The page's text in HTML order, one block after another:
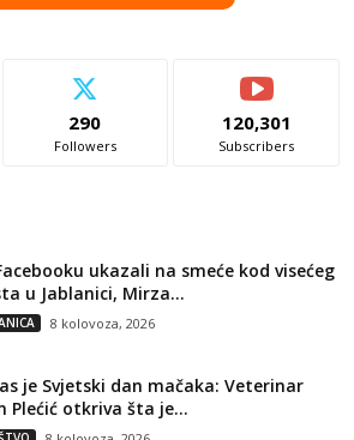
290
Followers
120,301
Subscribers
ukazali na smeće kod visećeg
u Jablanici, Mirza...
8 kolovoza, 2026
je Svjetski dan mačaka: Veterinar
Plećić otkriva šta je...